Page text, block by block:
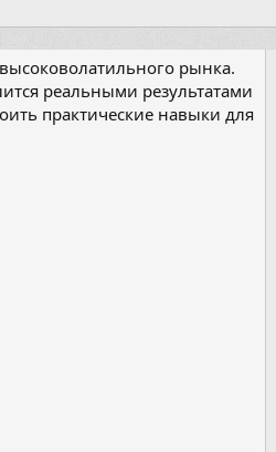
рынка.
реальными результатами
практические навыки для